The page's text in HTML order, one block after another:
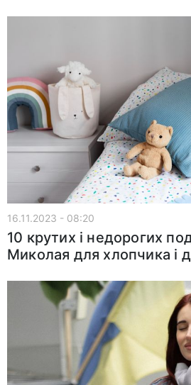
16.11.2023 - 08:20
10 крутих і недорогих
Миколая для хлопчика і